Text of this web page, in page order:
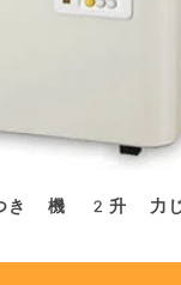
き 機 2升 力